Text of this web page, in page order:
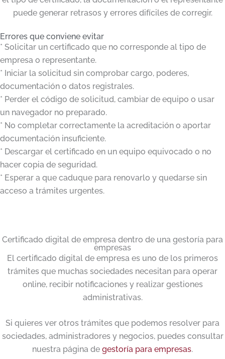
puede generar retrasos y errores difíciles de corregir.
Errores que conviene evitar
* Solicitar un certificado que no corresponde al tipo de
empresa o representante.
* Iniciar la solicitud sin comprobar cargo, poderes,
documentación o datos registrales.
* Perder el código de solicitud, cambiar de equipo o usar
un navegador no preparado.
* No completar correctamente la acreditación o aportar
documentación insuficiente.
* Descargar el certificado en un equipo equivocado o no
hacer copia de seguridad.
* Esperar a que caduque para renovarlo y quedarse sin
acceso a trámites urgentes.
Certificado digital de empresa dentro de una gestoría para
empresas
El certificado digital de empresa es uno de los primeros
trámites que muchas sociedades necesitan para operar
online, recibir notificaciones y realizar gestiones
administrativas.
Si quieres ver otros trámites que podemos resolver para
sociedades, administradores y negocios, puedes consultar
nuestra página de gestoría para empresas.